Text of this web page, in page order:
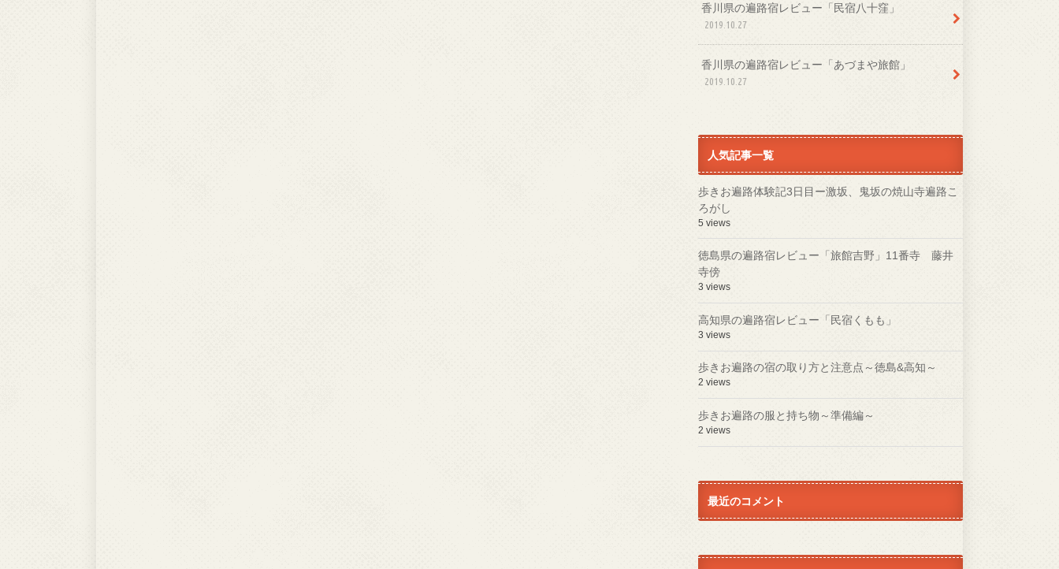
香川県の遍路宿レビュー「民宿八十窪」
2019.10.27
香川県の遍路宿レビュー「あづまや旅館」
2019.10.27
人気記事一覧
歩きお遍路体験記3日目ー激坂、鬼坂の焼山寺遍路こ
ろがし
5 views
徳島県の遍路宿レビュー「旅館吉野」11番寺 藤井
寺傍
3 views
高知県の遍路宿レビュー「民宿くもも」
3 views
歩きお遍路の宿の取り方と注意点～徳島&高知～
2 views
歩きお遍路の服と持ち物～準備編～
2 views
最近のコメント